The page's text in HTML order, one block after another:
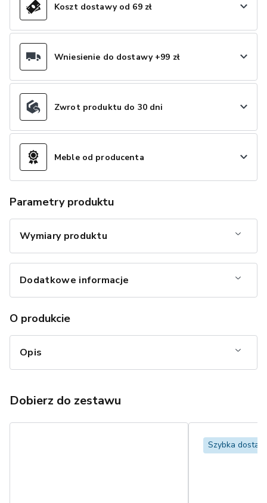
Koszt dostawy od 69 zł
Wniesienie do dostawy +99 zł
Zwrot produktu do 30 dni
Meble od producenta
Parametry produktu
Wymiary produktu
Dodatkowe informacje
O produkcie
Opis
Dobierz do zestawu
Szybka